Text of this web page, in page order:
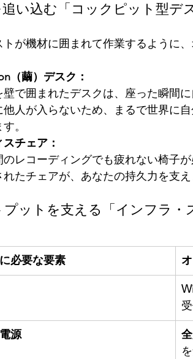
い込む「コックピット型デ
トが機材に囲まれて作業するように
（繭）デスク：
壁で囲まれたデスクは、座った瞬間
他人が入らないため、まるで世界に
。
チェア：
のレコーディングでも疲れない椅子
れたチェアが、あなたの持久力を支え
プットを支える「インフラ・
必要な要素
源